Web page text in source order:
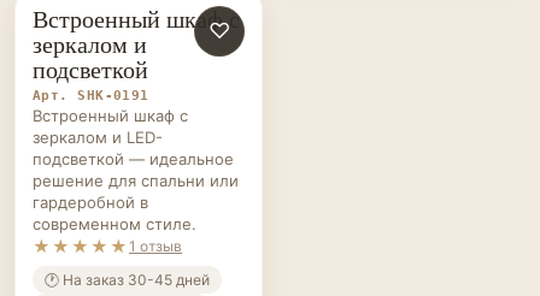
ШКАФЫ НА ЗАКАЗ ♡
Встроенный шкаф с
зеркалом и
подсветкой
Арт. SHK-0191
Встроенный шкаф с
зеркалом и LED-
подсветкой — идеальное
решение для спальни или
гардеробной в
современном стиле.
★★★★★ 1 отзыв
🕐 На заказ 30-45 дней